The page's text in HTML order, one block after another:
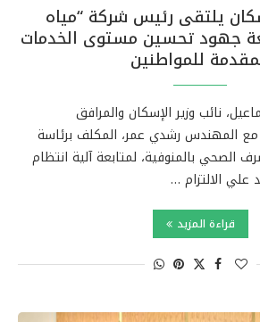
يلتقى رئيس شركة “مياه
جهود تحسين مستوى الخدمات
للمواطنين
نائب وزير الإسكان والمرافق
مع المهندس رشدي عمر، المكلف برئاسة
الصحي بالمنوفية، لمتابعة آلية انتظام
علي الالتزام …
قراءة المزيد